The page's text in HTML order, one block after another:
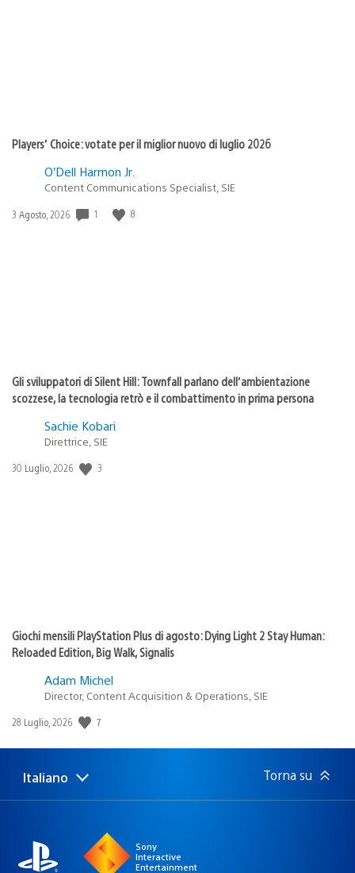
Players’ Choice: votate per il miglior nuovo di luglio 2026
O’Dell Harmon Jr.
Content Communications Specialist, SIE
Data
3 Agosto, 2026 1 8
Gli sviluppatori di Silent Hill: Townfall parlano dell’ambientazione
scozzese, la tecnologia retrò e il combattimento in prima persona
Sachie Kobari
Direttrice, SIE
Data
30 Luglio, 2026 3
Giochi mensili PlayStation Plus di agosto: Dying Light 2 Stay Human:
Reloaded Edition, Big Walk, Signalis
Adam Michel
Director, Content Acquisition & Operations, SIE
Data
pubblicazione:
28 Luglio, 2026 7
Seleziona
una
Regione
attuale:
Italiano Torna su
Sony
Interactive
Entertainment